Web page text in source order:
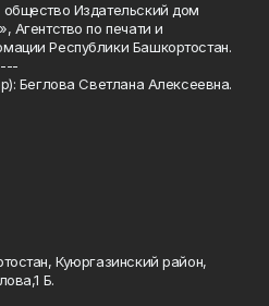
Издательский дом
Агентство по печати и
Республики Башкортостан.
Беглова Светлана Алексеевна.
Куюргазинский район,
Б.